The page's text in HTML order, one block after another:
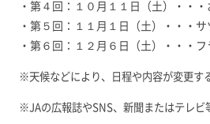
・第４回：１０月１１日（土）・・
・第５回：１１月１日（土）・・・
・第６回：１２月６日（土）・・・
※天候などにより、日程や内容が変更す
※JAの広報誌やSNS、新聞またはテレビ